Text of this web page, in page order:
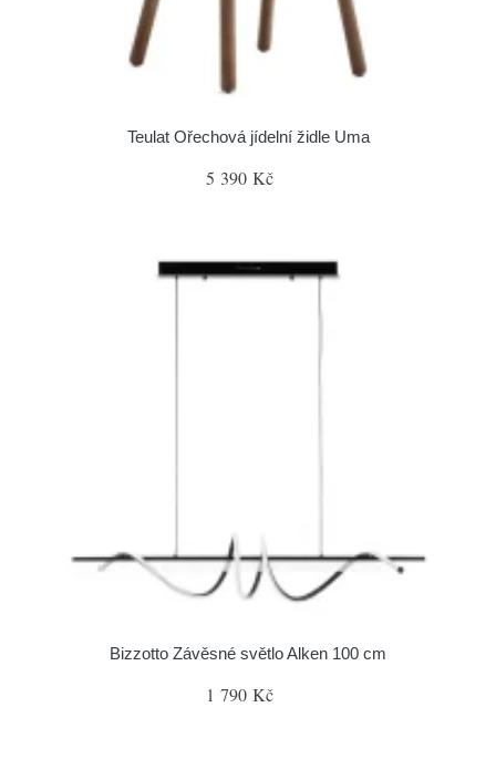
Teulat Ořechová jídelní židle Uma
5 390 Kč
Bizzotto Závěsné světlo Alken 100 cm
1 790 Kč